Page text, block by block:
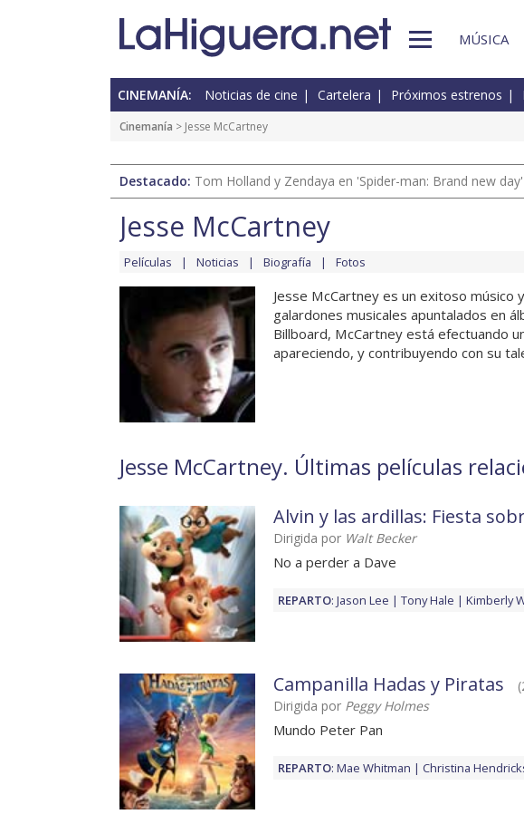
MÚSICA
CINEMANÍA: Noticias de cine Cartelera Próximos estrenos
Cinemanía > Jesse McCartney
Destacado: Tom Holland y Zendaya en 'Spider-man: Brand new day'
Jesse McCartney
Películas Noticias Biografía Fotos
Jesse McCartney es un exitoso músico
galardones musicales apuntalados en
Billboard, McCartney está efectuando
apareciendo, y contribuyendo con su
Jesse McCartney. Últimas películas
Alvin y las ardillas: Fiesta
Dirigida por Walt Becker
No a perder a Dave
REPARTO: Jason Lee Tony Hale Kimberly
Campanilla Hadas y Piratas
Dirigida por Peggy Holmes
Mundo Peter Pan
REPARTO: Mae Whitman Christina